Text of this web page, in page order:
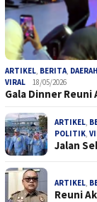
ARTIKEL BERITA DAERAH
VIRAL
18/05/2026
Gala Dinner Reuni
ARTIKEL
POLITIK
Jalan
ARTIKEL
Reuni